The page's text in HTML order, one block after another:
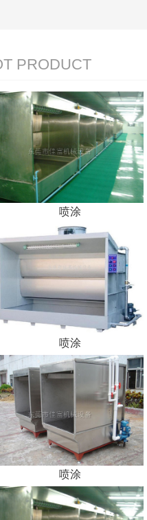
PRODUCT
喷涂
喷涂
喷涂